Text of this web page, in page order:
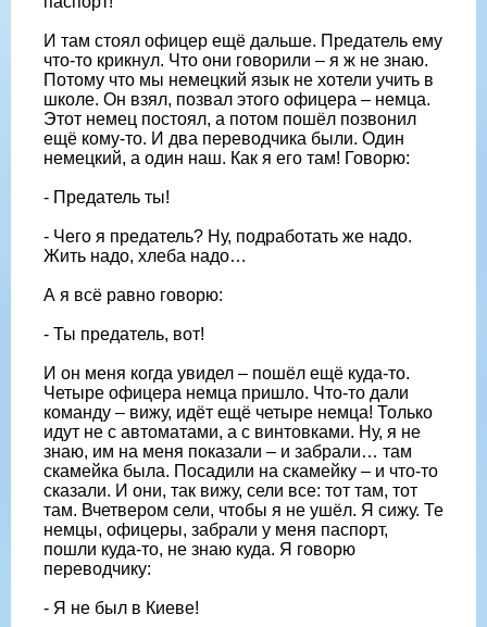
И там стоял офицер ещё дальше. Предатель ему
что-то крикнул. Что они говорили – я ж не знаю.
Потому что мы немецкий язык не хотели учить в
школе. Он взял, позвал этого офицера – немца.
Этот немец постоял, а потом пошёл позвонил
ещё кому-то. И два переводчика были. Один
немецкий, а один наш. Как я его там! Говорю:
- Предатель ты!
- Чего я предатель? Ну, подработать же надо.
Жить надо, хлеба надо…
А я всё равно говорю:
- Ты предатель, вот!
И он меня когда увидел – пошёл ещё куда-то.
Четыре офицера немца пришло. Что-то дали
команду – вижу, идёт ещё четыре немца! Только
идут не с автоматами, а с винтовками. Ну, я не
знаю, им на меня показали – и забрали… там
скамейка была. Посадили на скамейку – и что-то
сказали. И они, так вижу, сели все: тот там, тот
там. Вчетвером сели, чтобы я не ушёл. Я сижу. Те
немцы, офицеры, забрали у меня паспорт,
пошли куда-то, не знаю куда. Я говорю
переводчику:
- Я не был в Киеве!